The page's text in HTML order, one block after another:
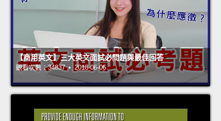
【商用英文】三大英文面試必問題與最佳回答
觀看次數：34837 • 2018-06-06